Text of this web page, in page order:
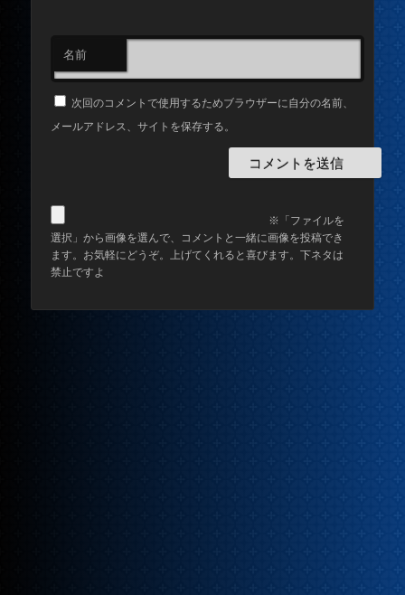
名前
次回のコメントで使用するためブラウザーに自分の名前、
メールアドレス、サイトを保存する。
※「ファイルを
選択」から画像を選んで、コメントと一緒に画像を投稿でき
ます。お気軽にどうぞ。上げてくれると喜びます。下ネタは
禁止ですよ